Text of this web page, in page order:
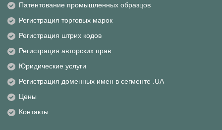
Патентование промышленных образцов
Регистрация торговых марок
Регистрация штрих кодов
Регистрация авторских прав
Юридические услуги
Регистрация доменных имен в сегменте .UA
Цены
Контакты